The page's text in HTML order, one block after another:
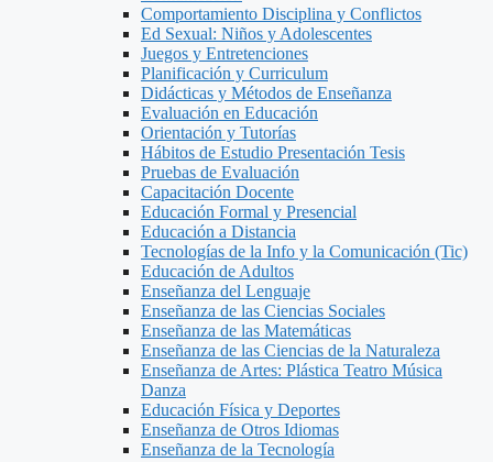
Comportamiento Disciplina y Conflictos
Ed Sexual: Niños y Adolescentes
Juegos y Entretenciones
Planificación y Curriculum
Didácticas y Métodos de Enseñanza
Evaluación en Educación
Orientación y Tutorías
Hábitos de Estudio Presentación Tesis
Pruebas de Evaluación
Capacitación Docente
Educación Formal y Presencial
Educación a Distancia
Tecnologías de la Info y la Comunicación (Tic)
Educación de Adultos
Enseñanza del Lenguaje
Enseñanza de las Ciencias Sociales
Enseñanza de las Matemáticas
Enseñanza de las Ciencias de la Naturaleza
Enseñanza de Artes: Plástica Teatro Música
Danza
Educación Física y Deportes
Enseñanza de Otros Idiomas
Enseñanza de la Tecnología